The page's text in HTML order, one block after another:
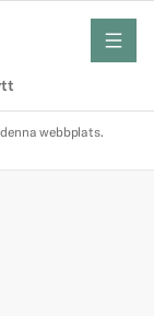
meny
webbplats.